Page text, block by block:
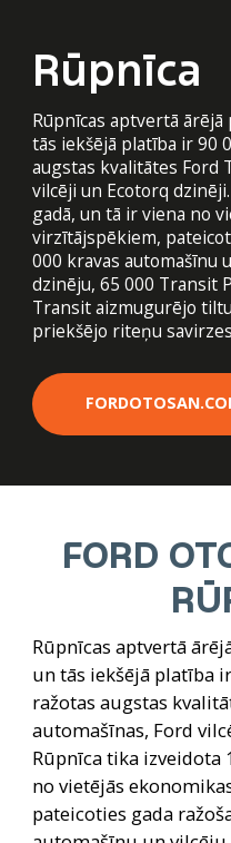
Rūpnīca
Rūpnīcas aptvertā
tās iekšējā platība ir 90
augstas kvalitātes Ford
vilcēji un Ecotorq
gadā, un tā ir viena no
virzītājspēkiem,
000 kravas automašīnu
dzinēju, 65 000 Transit
Transit aizmugurējo
priekšējo riteņu
FORD
Rūpnīcas aptvertā
un tās iekšējā platība
ražotas augstas
automašīnas, Ford
Rūpnīca tika izveidota
no vietējās
pateicoties gada